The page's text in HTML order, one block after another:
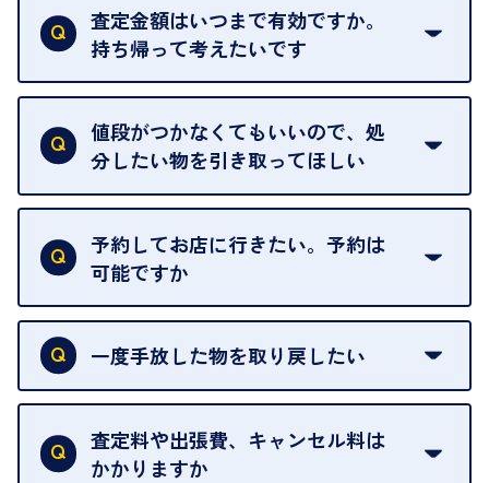
ただし、中古市場は日々変動するため、査定した日
によって査定額が変わることはございます。
査定金額はいつまで有効ですか。
持ち帰って考えたいです
査定額は当日限り有効です。
中古市場が日々変動するため、翌日には査定額が変
わることがございます。
値段がつかなくてもいいので、処
分したい物を引き取ってほしい
再販不可能な物は、場合によってはお断りすること
がございます。ご了承ください。
予約してお店に行きたい。予約は
可能ですか
申し訳ありませんが、現在はご来店の予約は承って
おりません。
を整えておりますので、お好きな時にお越しくださ
い。
お急ぎの場合はスタッフに一言お声がけください。
一度手放した物を取り戻したい
当店は質店ではありませんので、買い取ったお品物
は基本的に販売へと回されます。買い戻しはできま
せんので、ご了承ください。
査定料や出張費、キャンセル料は
かかりますか